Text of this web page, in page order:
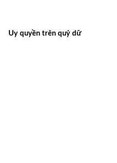
Uy quyền trên quỷ dữ